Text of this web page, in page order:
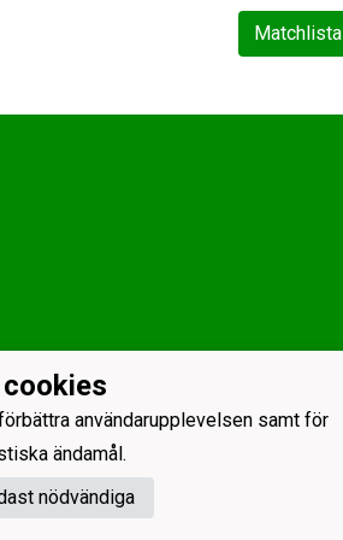
Matchlista
användarupplevelsen samt för
ändamål.
nödvändiga